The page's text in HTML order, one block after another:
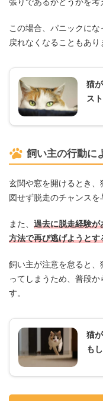
この場合、パニックに
戻れなくなることもあり
猫
ス
飼い主の行動に
玄関や窓を開けるとき
図せず脱走のチャンスを
また、 過去に脱走経験
方法で再び逃げようとす
飼い主が注意を怠ると
ってしまうため、普段
す。
猫
も